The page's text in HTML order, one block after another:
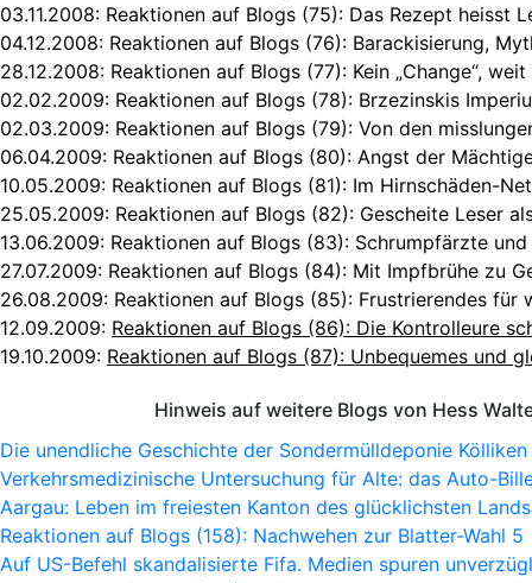
03.11.2008: Reaktionen auf Blogs (75): Das Rezept heisst
04.12.2008: Reaktionen auf Blogs (76): Barackisierung,
28.12.2008: Reaktionen auf Blogs (77): Kein „Change“,
02.02.2009: Reaktionen auf Blogs (78): Brzezinskis
02.03.2009: Reaktionen auf Blogs (79): Von den
06.04.2009: Reaktionen auf Blogs (80): Angst der
10.05.2009: Reaktionen auf Blogs (81): Im Hirnschäden-
25.05.2009: Reaktionen auf Blogs (82): Gescheite Leser
13.06.2009: Reaktionen auf Blogs (83): Schrumpfärzte und
27.07.2009: Reaktionen auf Blogs (84): Mit Impfbrühe zu
26.08.2009: Reaktionen auf Blogs (85): Frustrierendes für
12.09.2009: Reaktionen auf Blogs (86): Die Kontrolleure
19.10.2009: Reaktionen auf Blogs (87): Unbequemes und
Hinweis auf weitere Blogs von Hess
Die unendliche Geschichte der Sondermülldeponie Kölliken
Verkehrsmedizinische Untersuchung für Alte: das Auto-
Aargau: Leben im freiesten Kanton des glücklichsten Lands
Reaktionen auf Blogs (158): Nachwehen zur Blatter-Wahl 5
Auf US-Befehl skandalisierte Fifa. Medien spuren